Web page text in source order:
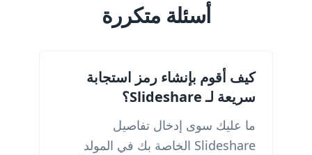
أسئلة متكررة
كيف أقوم بإنشاء رمز استجابة
سريعة لـ Slideshare؟
ما عليك سوى إدخال تفاصيل
Slideshare الخاصة بك في المولد